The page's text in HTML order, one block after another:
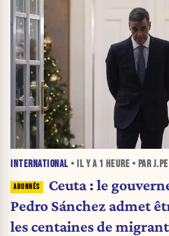
INTERNATIONAL • IL Y A 1 HEURE • PAR J.PE
Ceuta : le
Pedro Sánchez admet
les centaines de